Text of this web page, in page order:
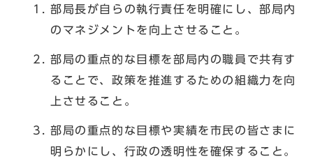
部局長が自らの執行責任を明確にし、部局内
のマネジメントを向上させること。
部局の重点的な目標を部局内の職員で共有す
ることで、政策を推進するための組織力を向
上させること。
部局の重点的な目標や実績を市民の皆さまに
明らかにし、行政の透明性を確保すること。